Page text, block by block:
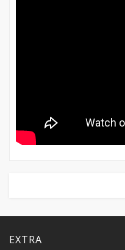
EXTRA